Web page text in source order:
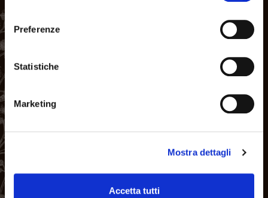
Preferenze
Statistiche
Marketing
Mostra dettagli
Accetta tutti